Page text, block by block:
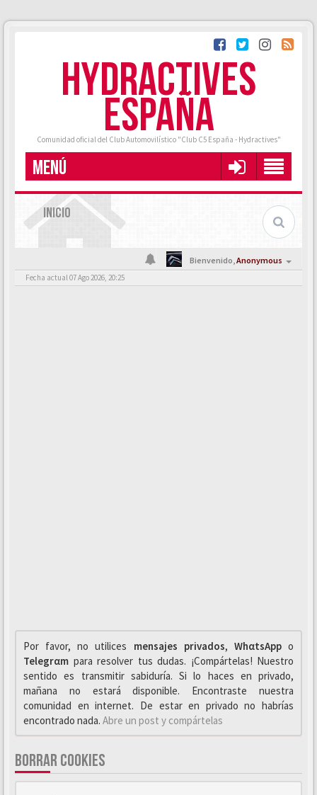
HYDRACTIVES
ESPAÑA
Comunidad oficial del Club Automovilístico "Club C5 España - Hydractives"
MENÚ
INICIO
Bienvenido,Anonymous
Fecha actual 07 Ago 2026, 20:25
Por favor, no utilices mensajes privados, WhαtsAppo
Telegrαm para resolver tus dudas. ¡Compártelas! Nuestro
sentido es transmitir sabiduría. Si lo haces en privado,
mañana no estará disponible. Encontraste nuestra
comunidad en internet. De estar en privado no habrías
encontrado nada. Abre un post y compártelas
BORRAR COOKIES